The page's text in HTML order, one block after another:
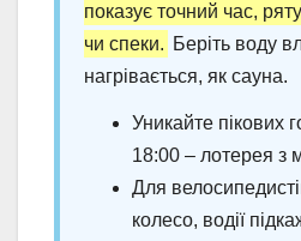
показує точний час,
чи спеки. Беріть воду
нагрівається, як сауна.
Уникайте пікових
18:00 – лотерея з
Для
колесо, водії